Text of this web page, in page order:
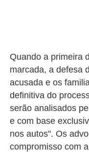
Quando a primeira
marcada, a defesa
acusada e os
definitiva do
serão analisados
e com base
nos autos". Os
compromisso com